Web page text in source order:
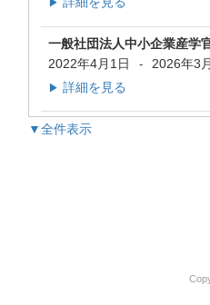
▶
一般社団法人中小企業産学
2022年4月1日
- 2026年3
▶ 詳細を見る
▼全件表示